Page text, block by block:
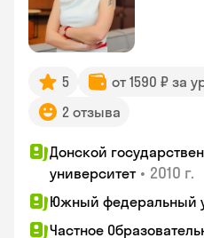
5 от 1590 ₽ за
2 отзыва
Донской
университет • 2010 г.
Южный федеральный
Частное